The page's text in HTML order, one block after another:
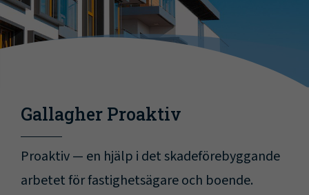
Gallagher Proaktiv
Proaktiv — en hjälp i det skadeförebyggande
arbetet för fastighetsägare och boende.